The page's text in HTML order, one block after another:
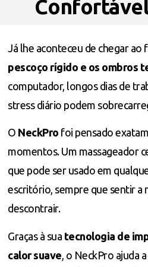
Já lhe aconteceu de chegar ao
pescoço rígido e os ombros
computador, longos dias de
stress diário podem
O NeckPro foi pensado
momentos. Um massageador
que pode ser usado em
escritório, sempre que sentir a
descontrair.
Graças à sua tecnologia de
calor suave , o NeckPro ajuda a